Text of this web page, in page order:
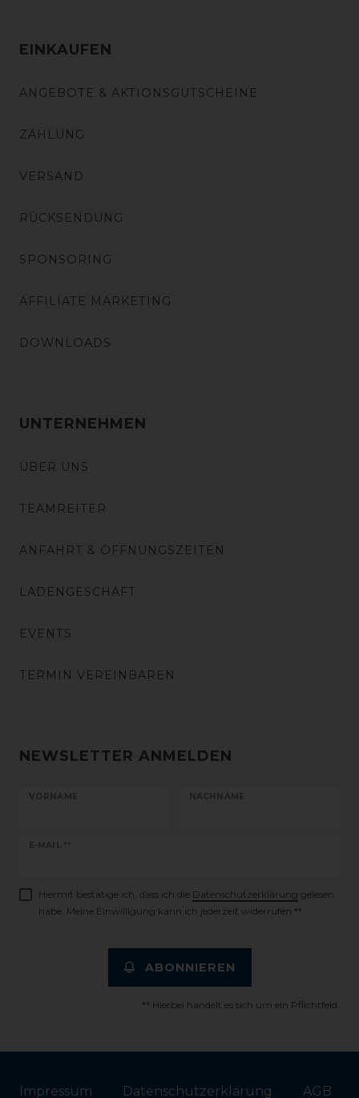
EINKAUFEN
ANGEBOTE & AKTIONSGUTSCHEINE
ZAHLUNG
VERSAND
RÜCKSENDUNG
SPONSORING
AFFILIATE MARKETING
DOWNLOADS
UNTERNEHMEN
ÜBER UNS
TEAMREITER
ANFAHRT & ÖFFNUNGSZEITEN
LADENGESCHÄFT
EVENTS
TERMIN VEREINBAREN
NEWSLETTER ANMELDEN
VORNAME NACHNAME
E-MAIL **
Newsletter
Hiermit bestätige ich, dass ich die Daten­schutz­erklärung gelesen
habe. Meine Einwilligung kann ich jederzeit widerrufen.**
ABONNIEREN
** Hierbei handelt es sich um ein Pflichtfeld.
Impressum Daten­schutz­erklärung AGB